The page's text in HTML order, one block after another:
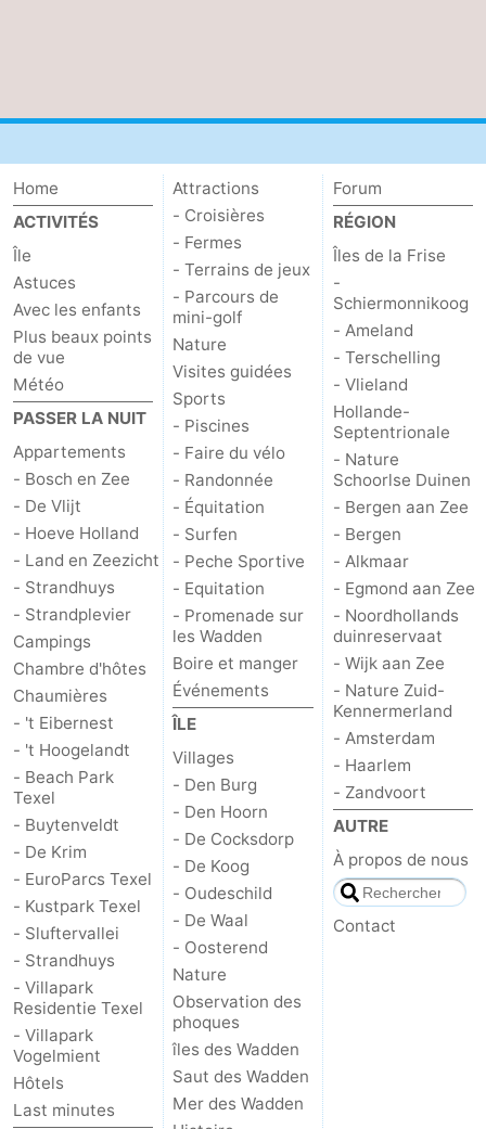
Home
ACTIVITÉS
Île
Astuces
Avec les enfants
Plus beaux points
de vue
Météo
PASSER LA NUIT
Appartements
- Bosch en Zee
- De Vlijt
- Hoeve Holland
- Land en Zeezicht
- Strandhuys
- Strandplevier
Campings
Chambre d'hôtes
Chaumières
- 't Eibernest
- 't Hoogelandt
- Beach Park
Texel
- Buytenveldt
- De Krim
- EuroParcs Texel
- Kustpark Texel
- Sluftervallei
- Strandhuys
- Villapark
Residentie Texel
- Villapark
Vogelmient
Hôtels
Last minutes
Attractions
- Croisières
- Fermes
- Terrains de jeux
- Parcours de
mini-golf
Nature
Visites guidées
Sports
- Piscines
- Faire du vélo
- Randonnée
- Équitation
- Surfen
- Peche Sportive
- Equitation
- Promenade sur
les Wadden
Boire et manger
Événements
ÎLE
Villages
- Den Burg
- Den Hoorn
- De Cocksdorp
- De Koog
- Oudeschild
- De Waal
- Oosterend
Nature
Observation des
phoques
îles des Wadden
Saut des Wadden
Mer des Wadden
Forum
RÉGION
Îles de la Frise
-
Schiermonnikoog
- Ameland
- Terschelling
- Vlieland
Hollande-
Septentrionale
- Nature
Schoorlse Duinen
- Bergen aan Zee
- Bergen
- Alkmaar
- Egmond aan Zee
- Noordhollands
duinreservaat
- Wijk aan Zee
- Nature Zuid-
Kennermerland
- Amsterdam
- Haarlem
- Zandvoort
AUTRE
À propos de nous
Contact